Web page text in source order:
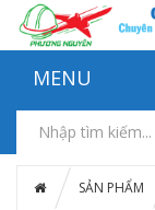
MENU
SẢN PHẨM